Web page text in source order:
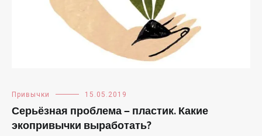
Привычки 15.05.2019
Серьёзная проблема — пластик. Какие
экопривычки выработать?